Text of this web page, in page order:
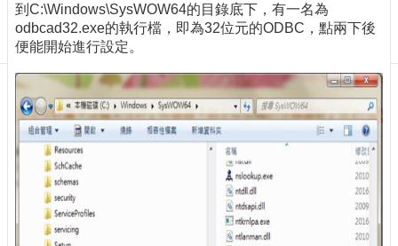
最
新
消
息
關
於
我
到C:\Windows\SysWOW64的目錄底下，有一名為
odbcad32.exe的執行檔，即為32位元的ODBC，點兩下後
便能開始進行設定。